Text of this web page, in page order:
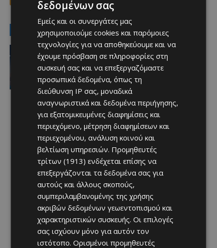
LATEST NEWS
Απόλλων
Κυκλοφορεί λαχνός εισφοράς
Afentiko - 10/08/2026
δεδομένων σας
Εμείς και οι συνεργάτες μας
χρησιμοποιούμε cookies και παρόμοιες
τεχνολογίες για να αποθηκεύουμε και να
έχουμε πρόσβαση σε πληροφορίες στη
συσκευή σας και να επεξεργαζόμαστε
προσωπικά δεδομένα, όπως τη
διεύθυνση IP σας, μοναδικά
αναγνωριστικά και δεδομένα περιήγησης,
για εξατομικευμένες διαφημίσεις και
περιεχόμενο, μέτρηση διαφημίσεων και
περιεχομένου, ανάλυση κοινού και
βελτίωση υπηρεσιών. Προμηθευτές
τρίτων (1913) ενδέχεται επίσης να
επεξεργάζονται τα δεδομένα σας για
αυτούς και άλλους σκοπούς,
συμπεριλαμβανομένης της χρήσης
ακριβών δεδομένων γεωεντοπισμού και
χαρακτηριστικών συσκευής. Οι επιλογές
σας ισχύουν μόνο για αυτόν τον
ιστότοπο. Ορισμένοι προμηθευτές